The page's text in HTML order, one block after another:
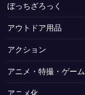
ぼっちざろっく
アウトドア用品
アクション
アニメ・特撮・ゲーム